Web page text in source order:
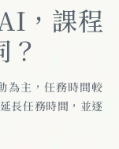
，課程
為主，任務時間較
長任務時間，並逐